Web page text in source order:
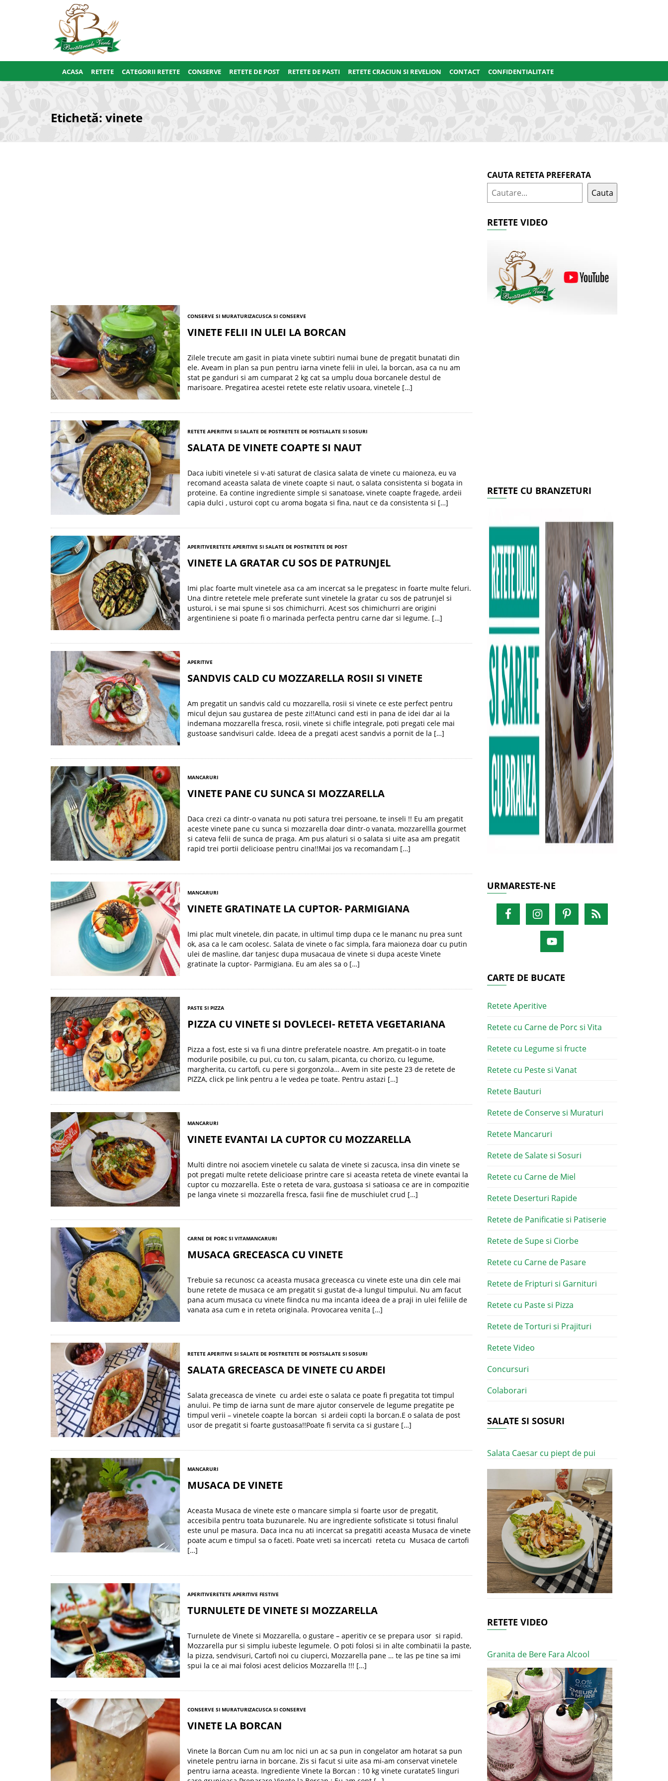
ACASA RETETE CATEGORII RETETE CONSERVE RETETE DE POST RETETE DE PASTI RETETE CRACIUN SI REVELION CONTACT CONFIDENTIALITATE
Etichetă: vinete
CONSERVE SI MURATURIZACUSCA SI CONSERVE
VINETE FELII IN ULEI LA BORCAN
Zilele trecute am gasit in piata vinete subtiri numai bune de pregatit bunatati din
ele. Aveam in plan sa pun pentru iarna vinete felii in ulei, la borcan, asa ca nu am
stat pe ganduri si am cumparat 2 kg cat sa umplu doua borcanele destul de
marisoare. Pregatirea acestei retete este relativ usoara, vinetele […]
RETETE APERITIVE SI SALATE DE POSTRETETE DE POSTSALATE SI SOSURI
SALATA DE VINETE COAPTE SI NAUT
Daca iubiti vinetele si v-ati saturat de clasica salata de vinete cu maioneza, eu va
recomand aceasta salata de vinete coapte si naut, o salata consistenta si bogata in
proteine. Ea contine ingrediente simple si sanatoase, vinete coapte fragede, ardeii
capia dulci , usturoi copt cu aroma bogata si fina, naut ce da consistenta si […]
APERITIVERETETE APERITIVE SI SALATE DE POSTRETETE DE POST
VINETE LA GRATAR CU SOS DE PATRUNJEL
Imi plac foarte mult vinetele asa ca am incercat sa le pregatesc in foarte multe feluri.
Una dintre retetele mele preferate sunt vinetele la gratar cu sos de patrunjel si
usturoi, i se mai spune si sos chimichurri. Acest sos chimichurri are origini
argentiniene si poate fi o marinada perfecta pentru carne dar si legume. […]
APERITIVE
SANDVIS CALD CU MOZZARELLA ROSII SI VINETE
Am pregatit un sandvis cald cu mozzarella, rosii si vinete ce este perfect pentru
micul dejun sau gustarea de peste zi!!Atunci cand esti in pana de idei dar ai la
indemana mozzarella fresca, rosii, vinete si chifle integrale, poti pregati cele mai
gustoase sandvisuri calde. Ideea de a pregati acest sandvis a pornit de la […]
MANCARURI
VINETE PANE CU SUNCA SI MOZZARELLA
Daca crezi ca dintr-o vanata nu poti satura trei persoane, te inseli !! Eu am pregatit
aceste vinete pane cu sunca si mozzarella doar dintr-o vanata, mozzarellla gourmet
si cateva felii de sunca de praga. Am pus alaturi si o salata si uite asa am pregatit
rapid trei portii delicioase pentru cina!!Mai jos va recomandam […]
MANCARURI
VINETE GRATINATE LA CUPTOR- PARMIGIANA
Imi plac mult vinetele, din pacate, in ultimul timp dupa ce le mananc nu prea sunt
ok, asa ca le cam ocolesc. Salata de vinete o fac simpla, fara maioneza doar cu putin
ulei de masline, dar tanjesc dupa musacaua de vinete si dupa aceste Vinete
gratinate la cuptor- Parmigiana. Eu am ales sa o […]
PASTE SI PIZZA
PIZZA CU VINETE SI DOVLECEI- RETETA VEGETARIANA
Pizza a fost, este si va fi una dintre preferatele noastre. Am pregatit-o in toate
modurile posibile, cu pui, cu ton, cu salam, picanta, cu chorizo, cu legume,
margherita, cu cartofi, cu pere si gorgonzola… Avem in site peste 23 de retete de
PIZZA, click pe link pentru a le vedea pe toate. Pentru astazi […]
MANCARURI
VINETE EVANTAI LA CUPTOR CU MOZZARELLA
Multi dintre noi asociem vinetele cu salata de vinete si zacusca, insa din vinete se
pot pregati multe retete delicioase printre care si aceasta reteta de vinete evantai la
cuptor cu mozzarella. Este o reteta de vara, gustoasa si satioasa ce are in compozitie
pe langa vinete si mozzarella fresca, fasii fine de muschiulet crud […]
CARNE DE PORC SI VITAMANCARURI
MUSACA GRECEASCA CU VINETE
Trebuie sa recunosc ca aceasta musaca greceasca cu vinete este una din cele mai
bune retete de musaca ce am pregatit si gustat de-a lungul timpului. Nu am facut
pana acum musaca cu vinete fiindca nu ma incanta ideea de a praji in ulei feliile de
vanata asa cum e in reteta originala. Provocarea venita […]
RETETE APERITIVE SI SALATE DE POSTRETETE DE POSTSALATE SI SOSURI
SALATA GRECEASCA DE VINETE CU ARDEI
Salata greceasca de vinete cu ardei este o salata ce poate fi pregatita tot timpul
anului. Pe timp de iarna sunt de mare ajutor conservele de legume pregatite pe
timpul verii – vinetele coapte la borcan si ardeii copti la borcan.E o salata de post
usor de pregatit si foarte gustoasa!!Poate fi servita ca si gustare […]
MANCARURI
MUSACA DE VINETE
Aceasta Musaca de vinete este o mancare simpla si foarte usor de pregatit,
accesibila pentru toata buzunarele. Nu are ingrediente sofisticate si totusi finalul
este unul pe masura. Daca inca nu ati incercat sa pregatiti aceasta Musaca de vinete
poate acum e timpul sa o faceti. Poate vreti sa incercati reteta cu Musaca de cartofi
[…]
APERITIVERETETE APERITIVE FESTIVE
TURNULETE DE VINETE SI MOZZARELLA
Turnulete de Vinete si Mozzarella, o gustare – aperitiv ce se prepara usor si rapid.
Mozzarella pur si simplu iubeste legumele. O poti folosi si in alte combinatii la paste,
la pizza, sendvisuri, Cartofi noi cu ciuperci, Mozzarella pane … te las pe tine sa imi
spui la ce ai mai folosi acest delicios Mozzarella !!! […]
CONSERVE SI MURATURIZACUSCA SI CONSERVE
VINETE LA BORCAN
Vinete la Borcan Cum nu am loc nici un ac sa pun in congelator am hotarat sa pun
vinetele pentru iarna in borcane. Zis si facut si uite asa mi-am conservat vinetele
pentru iarna aceasta. Ingrediente Vinete la Borcan : 10 kg vinete curatate5 linguri
CAUTA RETETA PREFERATA
Cauta
RETETE VIDEO
RETETE CU BRANZETURI
URMARESTE-NE
CARTE DE BUCATE
Retete Aperitive
Retete cu Carne de Porc si Vita
Retete cu Legume si fructe
Retete cu Peste si Vanat
Retete Bauturi
Retete de Conserve si Muraturi
Retete Mancaruri
Retete de Salate si Sosuri
Retete cu Carne de Miel
Retete Deserturi Rapide
Retete de Panificatie si Patiserie
Retete de Supe si Ciorbe
Retete cu Carne de Pasare
Retete de Fripturi si Garnituri
Retete cu Paste si Pizza
Retete de Torturi si Prajituri
Retete Video
Concursuri
Colaborari
SALATE SI SOSURI
Salata Caesar cu piept de pui
RETETE VIDEO
Granita de Bere Fara Alcool